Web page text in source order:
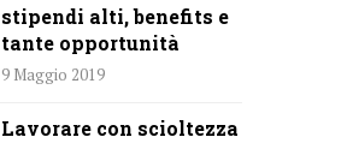
stipendi alti, benefits e
tante opportunità
9 Maggio 2019
Lavorare con scioltezza